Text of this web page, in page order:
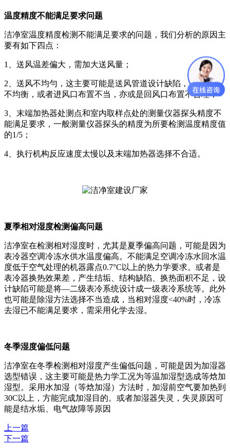
温度精度不能满足要求问题
洁净室温度精度检测不能满足要求的问题，我们分析的原因主
要有如下四点：
1、送风温差偏大，需加大送风量；
2、送风不均勻，这主要可能是送风管道设计缺陷，造成阻力
不均衡，或者进风口布置不当，亦或是回风口布置不合理；
3、末端加热器处测点和室内取样点处的测量仪器探头精度不
能满足要求，一般测量仪器探头的精度为所要检测温度精度值
的1/5；
4、执行机构反应速度太慢以及末端加热器选择不合适。
夏季相对湿度检测偏高问题
洁净室在检测相对湿度时，尤其是夏季偏高问题，可能是因为
表冷器空调冷冻水供水温度偏高。不能满足空调冷冻水回水温
度低于空气处理的机器露点0.7°C以上的热力学要求。或者是
表冷器换热效果差，产生结垢、结构缺陷、换热面积不足，设
计缺陷可能是将—二级表冷系统设计成一级表冷系统等。此外
也可能是除湿方法选择不当造成，当相对湿度<40%时，冷冻
去湿已不能满足要求，需采用化学去湿。
冬季湿度偏低问题
洁净室在冬季检测相对湿度产生偏低问题，可能是因为加湿器
选型错误，这主要可能是热力学工况为等温加湿型选成等焓加
湿型。采用水加湿（等焓加湿）方法时，加湿前空气要加热到
30C以上，方能完成加湿目的。或者加湿器失灵，失灵原因可
能是结水垢、电气故障等原因
上一篇
下一篇